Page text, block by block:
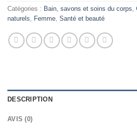
Catégories : Bain, savons et soins du corps
naturels
Femme Santé et beauté
DESCRIPTION
AVIS (0)